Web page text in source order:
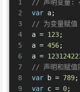
1
2
3
4
5
6
7
8
9
// 声明变量:
var a;
// 为变量赋值
a = 123;
a = 456;
a =
// 声明和赋值
var b = 789;
var c = 0;